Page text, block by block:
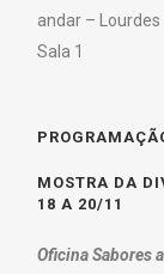
andar – Lourdes
Sala 1
MOSTRA DA
18 A 20/11
Oficina Sabores